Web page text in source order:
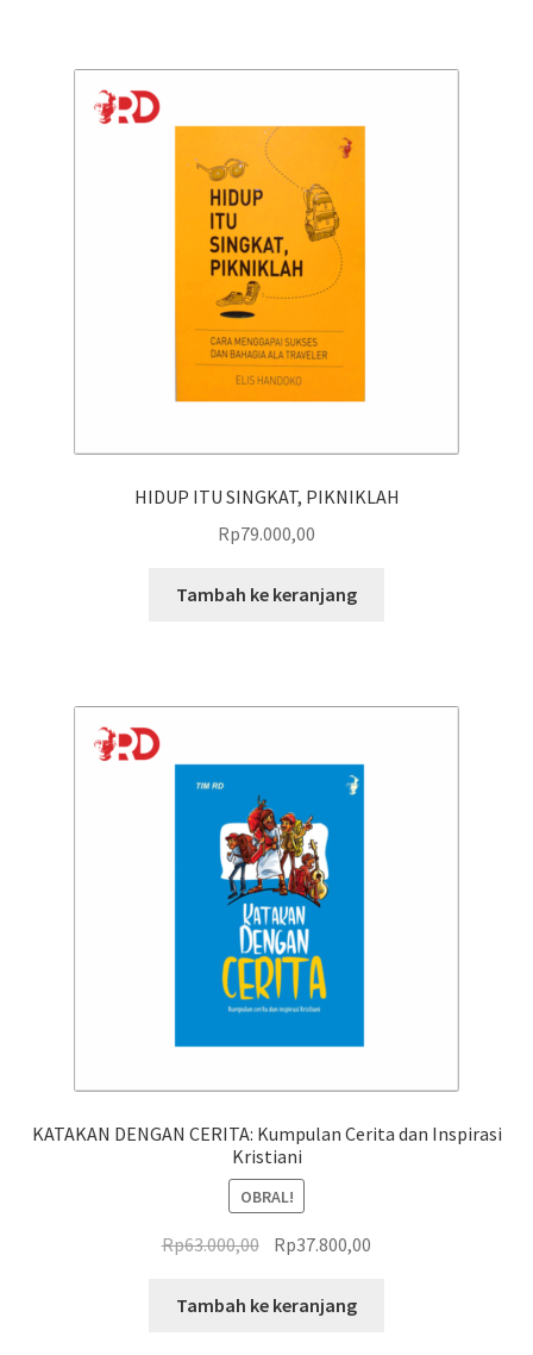
HIDUP ITU SINGKAT, PIKNIKLAH
Rp79.000,00
Tambah ke keranjang
KATAKAN DENGAN CERITA: Kumpulan Cerita dan Inspirasi
Kristiani
OBRAL!
Rp63.000,00 Harga
adalah:
Rp37.800,00
Tambah ke keranjang